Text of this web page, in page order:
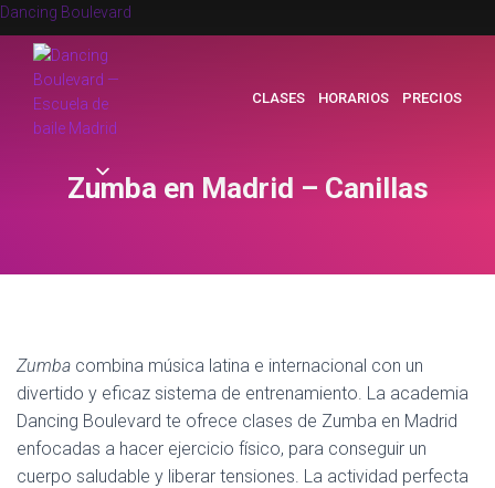
Dancing Boulevard
CLASES HORARIOS PRECIOS
Zumba en Madrid – Canillas
Zumba combina música latina e internacional con un
divertido y eficaz sistema de entrenamiento. La academia
Dancing Boulevard te ofrece clases de Zumba en Madrid
enfocadas a hacer ejercicio físico, para conseguir un
cuerpo saludable y liberar tensiones. La actividad perfecta